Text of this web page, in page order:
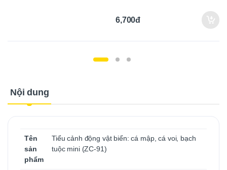
Thiên Thần Và Hoàng Tử Mini Trang
Trí (PK-204)